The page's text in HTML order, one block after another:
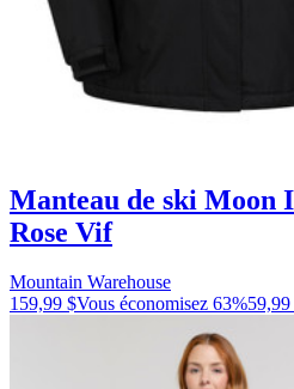
Manteau de ski Moon
Rose Vif
Mountain Warehouse
159,99 $Vous économisez 63%59,99